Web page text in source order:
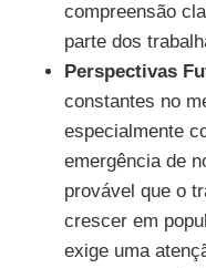
compreensão
parte dos
Perspectivas
constantes no
especialmente
emergência de
provável que o
crescer em
exige uma